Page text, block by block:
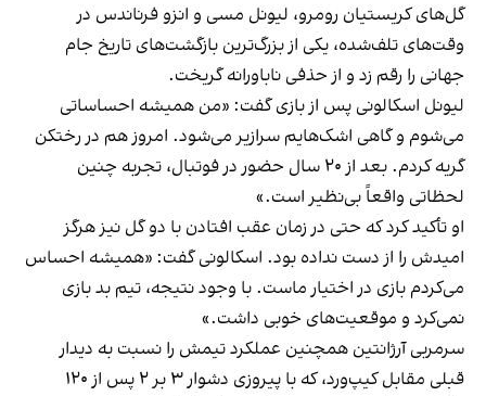
گل‌های کریستیان رومرو، لیونل مسی و انزو فرناندس در
وقت‌های تلف‌شده، یکی از بزرگ‌ترین بازگشت‌های تاریخ جام
جهانی را رقم زد و از حذفی ناباورانه گریخت.
لیونل اسکالونی پس از بازی گفت: «من همیشه احساساتی
می‌شوم و گاهی اشک‌هایم سرازیر می‌شود. امروز هم در رختکن
گریه کردم. بعد از ۲۰ سال حضور در فوتبال، تجربه چنین
لحظاتی واقعاً بی‌نظیر است.»
او تأکید کرد که حتی در زمان عقب افتادن با دو گل نیز هرگز
امیدش را از دست نداده بود. اسکالونی گفت: «همیشه احساس
می‌کردم بازی در اختیار ماست. با وجود نتیجه، تیم بد بازی
نمی‌کرد و موقعیت‌های خوبی داشت.»
سرمربی آرژانتین همچنین عملکرد تیمش را نسبت به دیدار
قبلی مقابل کیپ‌ورد، که با پیروزی دشوار ۳ بر ۲ پس از ۱۲۰